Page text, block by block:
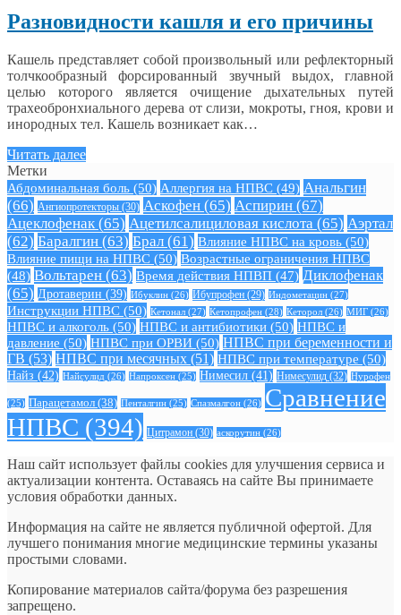
Разновидности кашля и его причины
Кашель представляет собой произвольный или рефлекторный
толчкообразный форсированный звучный выдох, главной
целью которого является очищение дыхательных путей
трахеобронхиального дерева от слизи, мокроты, гноя, крови и
инородных тел. Кашель возникает как…
Читать далее
Метки
Абдоминальная боль (50) Аллергия на НПВС (49) Анальгин
(66) Ангиопротекторы (30) Аскофен (65) Аспирин (67)
Ацеклофенак (65) Ацетилсалициловая кислота (65) Аэртал
(62) Баралгин (63) Брал (61) Влияние НПВС на кровь (50)
Влияние пищи на НПВС (50) Возрастные ограничения НПВС
(48) Вольтарен (63) Время действия НПВП (47) Диклофенак
(65) Дротаверин (39) Ибуклин (26) Ибупрофен (29) Индометацин (27)
Инструкции НПВС (50) Кетонал (27) Кетопрофен (28) Кеторол (26) МИГ (26)
НПВС и алкоголь (50) НПВС и антибиотики (50) НПВС и
давление (50) НПВС при ОРВИ (50) НПВС при беременности и
ГВ (53) НПВС при месячных (51) НПВС при температуре (50)
Найз (42) Найсулид (26) Напроксен (25) Нимесил (41) Нимесулид (32) Нурофен
(25) Парацетамол (38) Пенталгин (25) Спазмалгон (26) Сравнение
НПВС (394) Цитрамон (30) аскорутин (26)
Наш сайт использует файлы cookies для улучшения сервиса и
актуализации контента. Оставаясь на сайте Вы принимаете
условия обработки данных.
Информация на сайте не является публичной офертой. Для
лучшего понимания многие медицинские термины указаны
простыми словами.
Копирование материалов сайта/форума без разрешения
запрещено.